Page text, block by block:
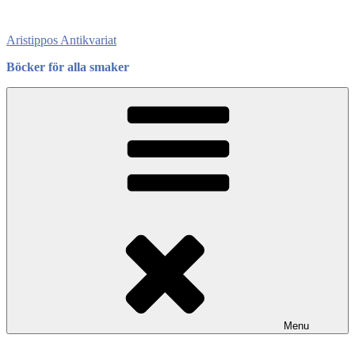
content
Aristippos Antikvariat
Böcker för alla smaker
Menu